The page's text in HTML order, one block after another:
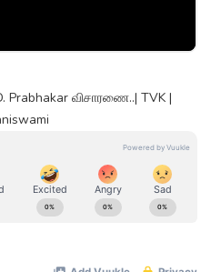
Prabhakar விசாரணை..| TVK |